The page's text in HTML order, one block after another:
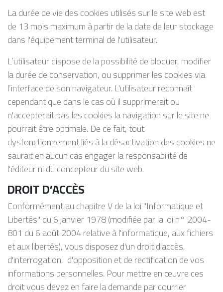
La durée de vie des cookies utilisés sur le site web est
de 13 mois maximum à partir de la date de leur stockage
dans l'équipement terminal de l'utilisateur.
L’utilisateur dispose de la possibilité de bloquer, modifier
la durée de conservation, ou supprimer les cookies via
l’interface de son navigateur. L'utilisateur reconnaît
cependant que dans le cas où il supprimerait ou
n'accepterait pas les cookies la navigation sur le site ne
pourrait être optimale. De ce fait, tout
dysfonctionnement liés à la désactivation des cookies ne
saurait en aucun cas engager la responsabilité de
l'éditeur ni du concepteur du site web.
DROIT D’ACCÈS
Conformément au chapitre V de la loi "Informatique et
Libertés" du 6 janvier 1978 (modifiée par la loi n° 2004-
801 du 6 août 2004 relative à l'informatique, aux fichiers
et aux libertés), vous disposez d'un droit d'accès,
d'interrogation, d'opposition et de rectification de vos
informations personnelles. Pour mettre en œuvre ces
droit vous devez en faire la demande par courrier